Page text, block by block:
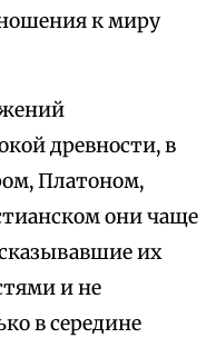
к миру
древности, в
Платоном,
они чаще
их
и не
в середине